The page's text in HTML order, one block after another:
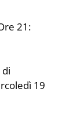
21:
19